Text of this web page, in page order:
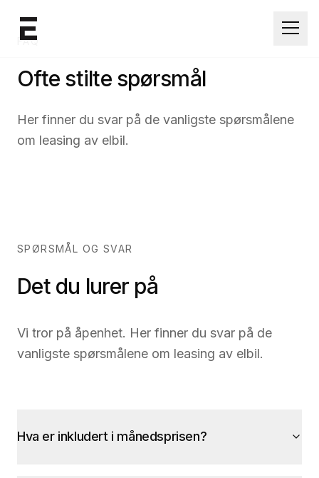
FAQ
Ofte stilte spørsmål
Her finner du svar på de vanligste spørsmålene
om leasing av elbil.
SPØRSMÅL OG SVAR
Det du lurer på
Vi tror på åpenhet. Her finner du svar på de
vanligste spørsmålene om leasing av elbil.
Hva er inkludert i månedsprisen?